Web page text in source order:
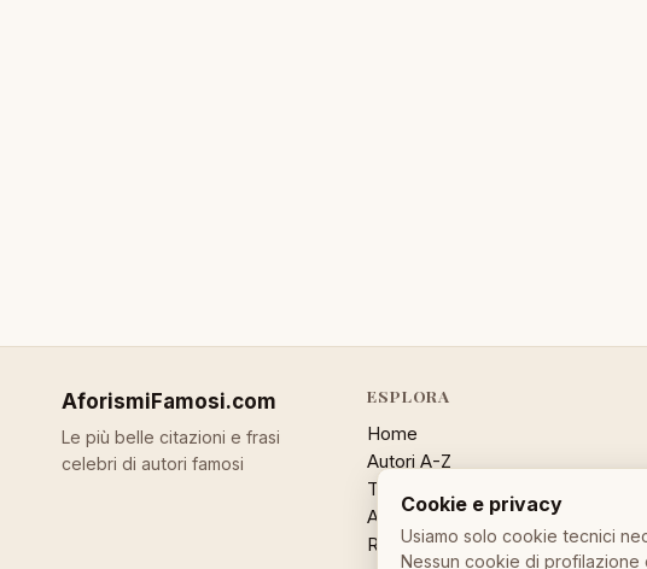
AforismiFamosi.com
Le più belle citazioni e frasi
celebri di autori famosi
ESPLORA
Home
Autori A-Z
Temi
Aforisma a caso
Ricerca
Cookie e privacy
Usiamo solo cookie tecnici
Nessun cookie di